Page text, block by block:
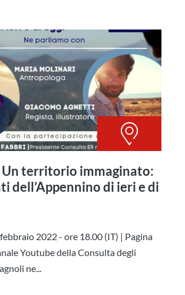
Un territorio immaginato:
dell’Appennino di ieri e di
2022 - ore 18.00 (IT) | Pagina
Youtube della Consulta degli
ne...